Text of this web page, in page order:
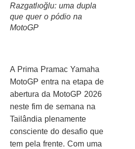
Razgatlıoğlu: uma dupla
que quer o pódio na
MotoGP
A Prima Pramac Yamaha
MotoGP entra na etapa de
abertura da MotoGP 2026
neste fim de semana na
Tailândia plenamente
consciente do desafio que
tem pela frente. Com uma